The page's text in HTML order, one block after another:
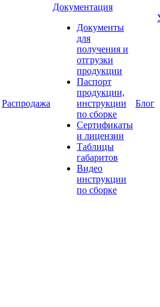
Распродажа
Документация
Документы
для
получения и
отгрузки
продукции
Паспорт
продукции,
инструкции
по сборке
Сертификаты
и лицензии
Таблицы
габаритов
Видео
инструкции
по сборке
Блог